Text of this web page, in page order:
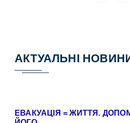
АКТУАЛЬНІ
ЕВАКУАЦІЯ = ЖИТТЯ.